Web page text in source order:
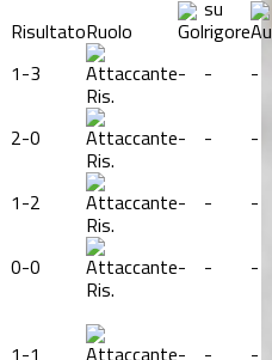
RisultatoRuolo
1-3
Ris.
- - -
2-0
Ris.
- - -
1-2
Ris.
- - -
0-0
Ris.
- - -
1-1 - - -